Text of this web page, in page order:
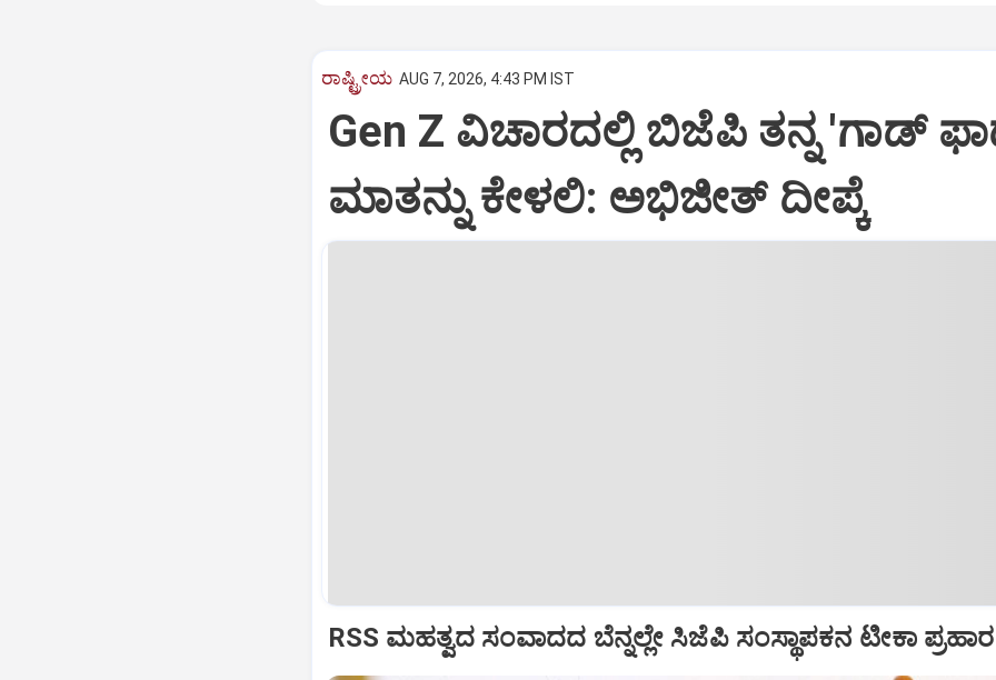
ರಾಷ್ಟ್ರೀಯ AUG 7, 2026, 4:43 PM IST
Gen Z ವಿಚಾರದಲ್ಲಿ ಬಿಜೆಪಿ ತನ್ನ 'ಗಾಡ್
ಮಾತನ್ನು ಕೇಳಲಿ: ಅಭಿಜೀತ್ ದೀಪ್ಕೆ
RSS ಮಹತ್ವದ ಸಂವಾದದ ಬೆನ್ನಲ್ಲೇ ಸಿಜೆಪಿ ಸಂಸ್ಥಾಪಕನ ಟೀಕಾ ಪ್ರಹಾರ